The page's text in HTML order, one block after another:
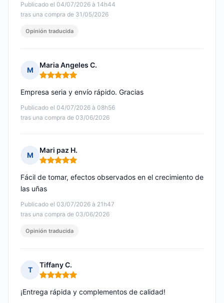
Publicado el 04/07/2026 à 14h44
tras una compra de 31/05/2026
Opinión traducida
M
Maria Angeles C.
Nota: 5 de 5
Publicado el 04/07/2026 à 08h56
tras una compra de 03/06/2026
Empresa seria y envío rápido. Gracias
M
Mari paz H.
Nota: 5 de 5
Publicado el 03/07/2026 à 21h47
tras una compra de 03/06/2026
Fácil de tomar, efectos observados en el crecimiento de
las uñas
Opinión traducida
T
Tiffany C.
Nota: 5 de 5
¡Entrega rápida y complementos de calidad!